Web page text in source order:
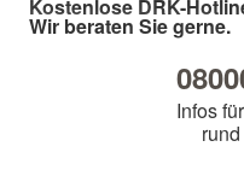
Kostenlose DRK-
Wir beraten Sie gerne.
Infos